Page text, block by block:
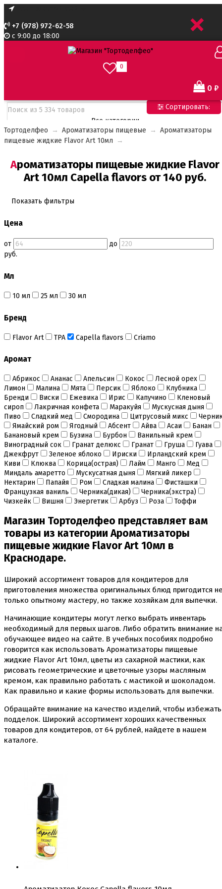
+7 (978) 972-62-58
с 9:00 до 18:00
0
0 ₽
Все категории
Все категории
Ароматизаторы пищевые
Ароматизаторы Criamo 30 мл
Ароматизаторы TPA 10мл
Ароматизаторы пищевые жидкие Flavor Art 10мл
Бордюрная лента для тортов
Бумажные формы
Все для кексов и маффинов
Формы бумажные тарталетки
3д печать эксклюзивных форм для пряников
Формы для пряников
Все для шоколада и конфет
Всё для праздника
Вырубки для пряников
Изготовление цветов (пищевая флористика)
Инструменты для мастики и марципана
Инструменты для моделирования
Плунжеры вырубки штампы для мастики
Силиконовые молды
Скалки
Текстурные листы и коврики
Утюжки
Коврики армированные
Коврики силиконовые для выпечки
Кольцо резак
Кондитерские лопатки
Кондитерский инвентарь
Венчики кисточки лопатки струны делители сито и
др
Кондитерские мешки
Кондитерские насадки
Миски и поддоны
Переходники, гвоздики
Шприцы кондитерские
Коврики, пергамент
Леденцы Мороженое Мармелад
Ленты атласные, шпагат ,тишью
Раздвижные формы для выпечки
Силиконовые формы для выпечки
Формы для выпечки
Пищевая гуашь
Тортоделфео → Ароматизаторы пищевые → Ароматизаторы
пищевые жидкие Flavor Art 10мл
→
Ароматизаторы пищевые жидкие Flavor
Art 10мл Capella flavors от 140 руб.
Показать фильтры
Цена
от
до
руб.
Мл
10 мл 25 мл 30 мл
Бренд
Flavor Art ТРА Capella flavors Criamo
Аромат
Абрикос Ананас Апельсин Кокос
Лесной орех
Лимон
Малина Мята Персик Яблоко
Клубника
Бренди
Виски Ежевика Ирис Капучино
Кленовый
сироп
Лакричная конфета Маракуйя
Мускусная дыня
Пиво
Сладкий мед Смородина Цитрусовый микс
Ямайский ром
Ягодный Абсент Айва Асаи
Банан
Банановый крем
Бузина Бурбон
Ванильный крем
Виноградный сок
Гранат делюкс Гранат Груша
Гуава
Джекфрут
Зеленое яблоко Ириски
Ирландский крем
Киви
Клюква Корица(острая) Лайм Манго
Мед
Миндаль амаретто
Мускусатная дыня
Мягкий ликер
Нектарин
Папайя Ром Сладкая малина
Фисташки
Французкая ваниль
Черника(дикая)
Черника(экстра)
Чизкейк
Вишня Энергетик Арбуз Роза Тоффи
Магазин Тортоделфео представляет вам
товары из категории Ароматизаторы
пищевые жидкие Flavor Art 10мл в
Краснодаре.
Широкий ассортимент товаров для кондитеров для
приготовления множества оригинальных блюд пригодится
только опытному мастеру, но также хозяйкам для выпечки.
Начинающие кондитеры могут легко выбрать инвентарь
необходимый для первых шагов. Либо обратить внимание
обучающее видео на сайте. В учебных пособиях подробно
говорится как использовать Ароматизаторы пищевые
жидкие Flavor Art 10мл, цветы из сахарной мастики, как
рисовать геометрические и цветочные узоры масляным
кремом, как правильно работать с мастикой и шоколадом.
Как правильно и какие формы использовать для выпечки.
Обращайте внимание на качество изделий, чтобы избежать
подделок. Широкий ассортимент хороших качественных
товаров для кондитеров, от 64 рублей, найдете в нашем
каталоге.
Сортировать:
+